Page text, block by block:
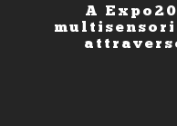
A